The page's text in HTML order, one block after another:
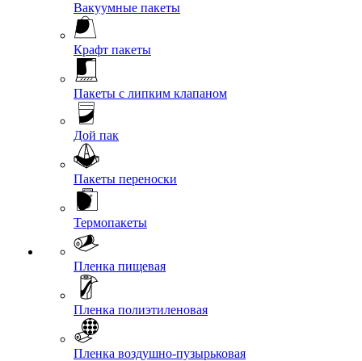
Вакуумные пакеты
Крафт пакеты
Пакеты с липким клапаном
Дой пак
Пакеты переноски
Термопакеты
Пленка пищевая
Пленка полиэтиленовая
Пленка воздушно-пузырьковая